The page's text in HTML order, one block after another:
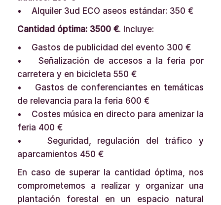
• Alquiler 3ud ECO aseos estándar: 350 €
Cantidad óptima: 3500 €. Incluye:
• Gastos de publicidad del evento 300 €
• Señalización de accesos a la feria por
carretera y en bicicleta 550 €
• Gastos de conferenciantes en temáticas
de relevancia para la feria 600 €
• Costes música en directo para amenizar la
feria 400 €
• Seguridad, regulación del tráfico y
aparcamientos 450 €
En caso de superar la cantidad óptima, nos
comprometemos a realizar y organizar una
plantación forestal en un espacio natural